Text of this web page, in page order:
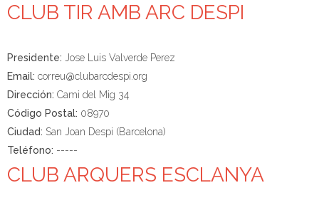
CLUB TIR AMB ARC DESPI
Presidente: Jose Luis Valverde Perez
Email: correu@clubarcdespi.org
Dirección: Cami del Mig 34
Código Postal: 08970
Ciudad: San Joan Despi (Barcelona)
Teléfono: -----
CLUB ARQUERS ESCLANYA